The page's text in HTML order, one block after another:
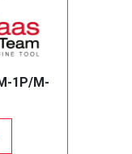
1P/M-